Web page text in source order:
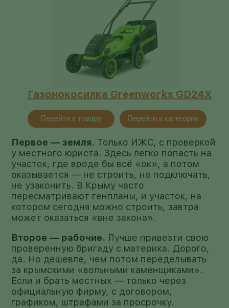
Газонокосилка Greenworks GD24X
Перейти к товару Перейти к категории
Первое — земля. Только ИЖС, с проверкой
у местного юриста. Здесь легко попасть на
участок, где вроде бы всё «ок», а потом
оказывается — не строить, не подключать,
не узаконить. В Крыму часто
пересматривают генпланы, и участок, на
котором сегодня можно строить, завтра
может оказаться «вне закона».
Второе — рабочие. Лучше привезти свою
проверенную бригаду с материка. Дорого,
да. Но дешевле, чем потом переделывать
за крымскими «вольными каменщиками».
Если и брать местных — только через
официальную фирму, с договором,
графиком, штрафами за просрочку.